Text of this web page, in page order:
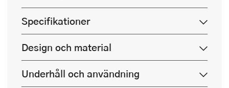
Specifikationer
Design och material
Underhåll och användning